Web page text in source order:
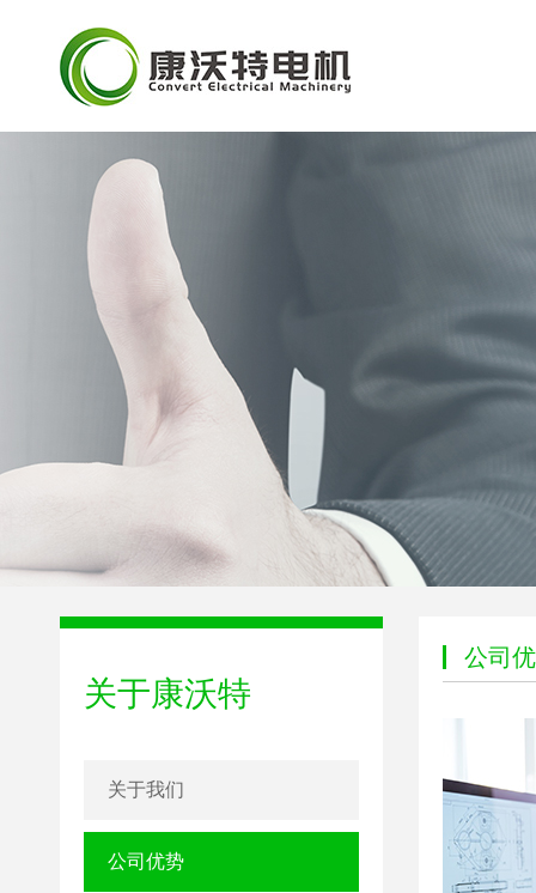
关于康沃特
关于我们
公司优势
公司